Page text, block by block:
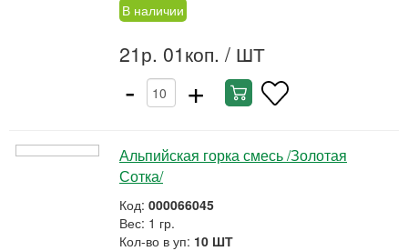
В наличии
21р. 01коп. / ШТ
- +
Альпийская горка смесь /Золотая
Сотка/
Код: 000066045
Вес: 1 гр.
Кол-во в уп: 10 ШТ